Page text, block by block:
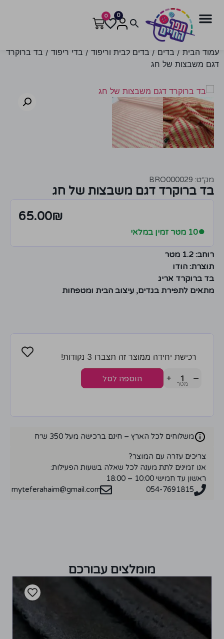
0
0
עמוד הבית / בדים / בדים לבית וריפוד / בדי ריפוד / בד ברוקרד
דגם משבצות של חג
מק״ט: BRO000029
בד ברוקרד דגם משבצות של חג
65.00₪
●10 מטר זמין במלאי
רוחב: 1.2 מטר
תוצרת: הודו
בד ברוקרד אריג
מתאים לתפירת בגדים, עיצוב הבית ומטפחות
רכישת יחידה ממוצר זה תצברו 3 נקודות!
−
+ הוספה לסל
משלוחים לכל הארץ – חינם ברכישה מעל 350 ש״ח
צריכים עזרה עם המוצר?
אנו זמינים לתת מענה לכל שאלה בשעות הפעילות:
ראשון עד חמישי 10:00 – 18:00
054-7691815
myteferahaim@gmail.com
מומלצים עבורכם